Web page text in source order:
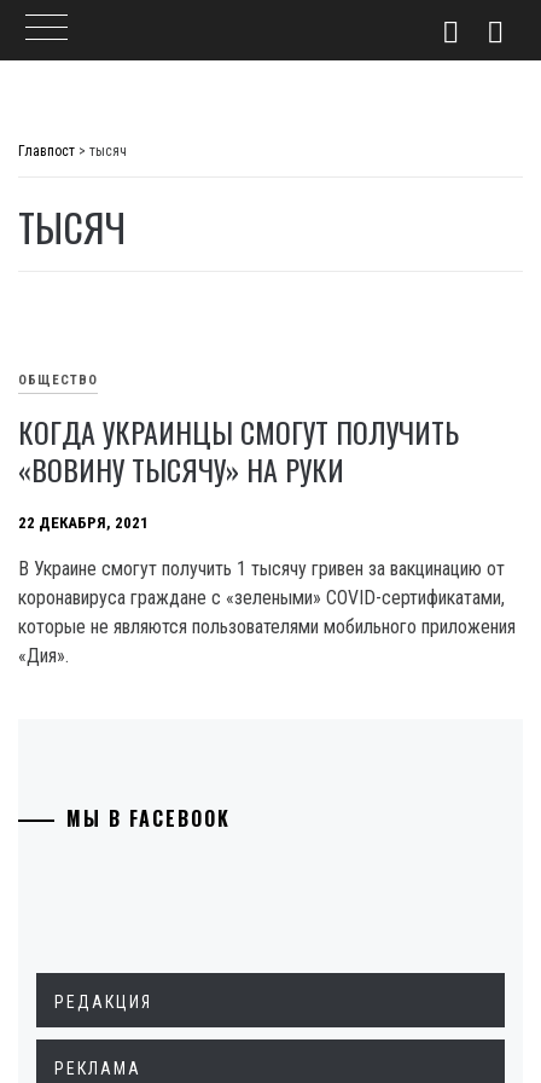
Главпост > тысяч
ТЫСЯЧ
ОБЩЕСТВО
КОГДА УКРАИНЦЫ СМОГУТ ПОЛУЧИТЬ
«ВОВИНУ ТЫСЯЧУ» НА РУКИ
22 ДЕКАБРЯ, 2021
В Украине смогут получить 1 тысячу гривен за вакцинацию от
коронавируса граждане с «зелеными» COVID-сертификатами,
которые не являются пользователями мобильного приложения
«Дия».
МЫ В FACEBOOK
РЕДАКЦИЯ
РЕКЛАМА